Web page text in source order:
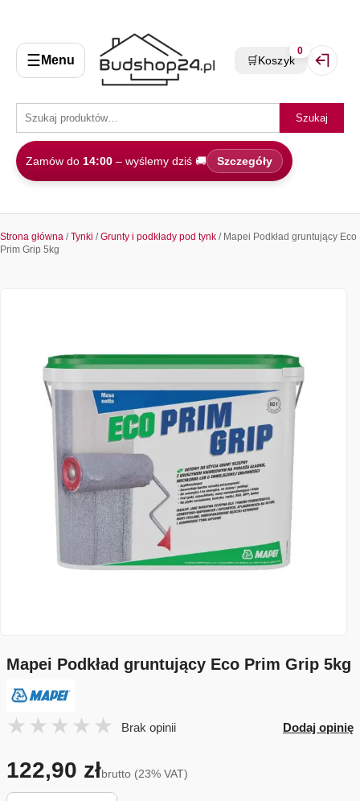
☰ Menu
Szukaj
Zamów do 14:00 – wyślemy dziś 🚚 Szczegóły
🛒Koszyk
0
Strona główna /Tynki /Grunty i podkłady pod tynk / Mapei Podkład gruntujący Eco
Prim Grip 5kg
Mapei Podkład gruntujący Eco Prim Grip 5kg
Brak opinii Dodaj opinię
122,90 złbrutto (23% VAT)